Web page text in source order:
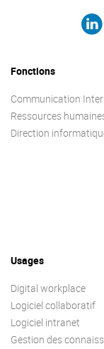
Fonctions
Communication
Ressources
Direction
Usages
Digital workplace
Logiciel collaboratif
Logiciel intranet
Gestion des